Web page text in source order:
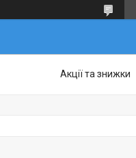
Акції та знижки